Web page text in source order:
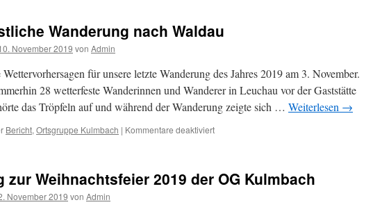
ab
Download
Wanderung nach Waldau
November 2019 von Admin
für unsere letzte Wanderung des Jahres 2019 am 3. November.
28 wetterfeste Wanderinnen und Wanderer in Leuchau vor der Gaststätte
das Tröpfeln auf und während der Wanderung zeigte sich … Weiterlesen →
Bericht, Ortsgruppe Kulmbach | Kommentare deaktiviertfür
Waldau
zur Weihnachtsfeier 2019 der OG Kulmbach
November 2019 von Admin